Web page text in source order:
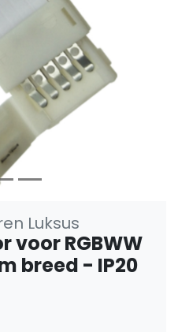
Luksus
voor RGBWW
breed - IP20